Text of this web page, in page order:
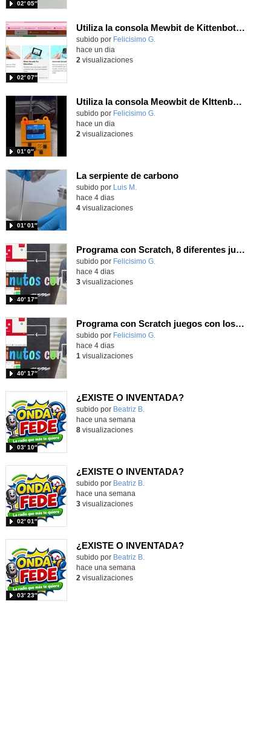
02′ 05″
Utiliza la consola Mewbit de Kittenbot para llevar tus juegos arcade de MakeCode a tu mano
Contenido educativo.
subido por Felicisimo G.
02′ 07″
hace un dia
2 visualizaciones
Utiliza la consola Meowbit de KIttenbot para jugar con tus programas MakeCode Arcade
Contenido educativo.
subido por Felicisimo G.
01′ 0″
hace un dia
2 visualizaciones
La serpiente de carbono
Contenido educativo.
subido por Luis M.
01′ 01″
hace 4 dias
4visualizaciones
Programa con Scratch, 8 diferentes juegos para vivir la emoción de los partidos de España en el mundial 2026
Contenido educativo.
subido por Felicisimo G.
40′ 17″
hace 4 dias
3visualizaciones
Programa con Scratch juegos con los partidos del mundial 2026 ganados por España
Contenido educativo.
subido por Felicisimo G.
40′ 17″
hace 4 dias
1 visualizaciones
¿EXISTE O INVENTADA?
Contenido educativo.
subido por Beatriz B.
03′ 10″
hace una semana
8visualizaciones
¿EXISTE O INVENTADA?
Contenido educativo.
subido por Beatriz B.
02′ 01″
hace una semana
3visualizaciones
¿EXISTE O INVENTADA?
Contenido educativo.
subido por Beatriz B.
03′ 23″
hace una semana
2 visualizaciones